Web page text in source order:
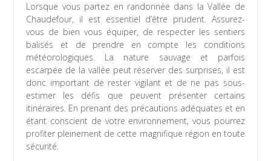
Lorsque vous partez en randonnée dans la Vallée de
Chaudefour, il est essentiel d’être prudent. Assurez-
vous de bien vous équiper, de respecter les sentiers
balisés et de prendre en compte les conditions
météorologiques. La nature sauvage et parfois
escarpée de la vallée peut réserver des surprises, il est
donc important de rester vigilant et de ne pas sous-
estimer les défis que peuvent présenter certains
itinéraires. En prenant des précautions adéquates et en
étant conscient de votre environnement, vous pourrez
profiter pleinement de cette magnifique région en toute
sécurité.